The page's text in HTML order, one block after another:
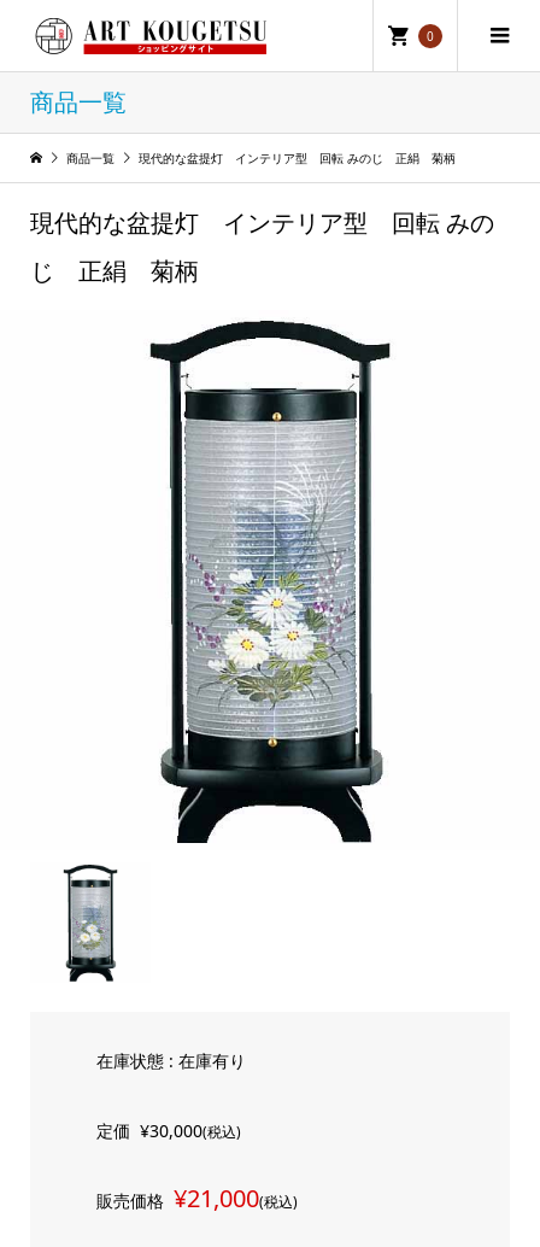
0
商品一覧
商品一覧 現代的な盆提灯 インテリア型 回転 みのじ 正絹 菊柄
現代的な盆提灯 インテリア型 回転 みの
じ 正絹 菊柄
在庫状態 : 在庫有り
定価 ¥30,000(税込)
販売価格 ¥21,000(税込)